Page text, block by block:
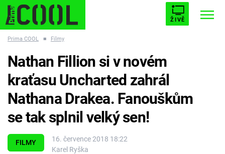
ŽIVĚ
ESCAPE PLNEJ KOTEL AVENGERS 5
Témata
Prima COOL ■ Filmy
FILMY
16. července 2018 18:22
Karel Ryška
Nathan Fillion si v novém
kraťasu Uncharted zahrál
Nathana Drakea. Fanouškům
se tak splnil velký sen!